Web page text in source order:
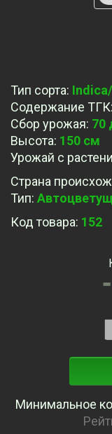
Тип сорта:
Содержание ТГК:
Сбор урожая: 70
Высота: 150 см
Урожай с
Страна
Тип:
Код товара: 152
-
Минимальное